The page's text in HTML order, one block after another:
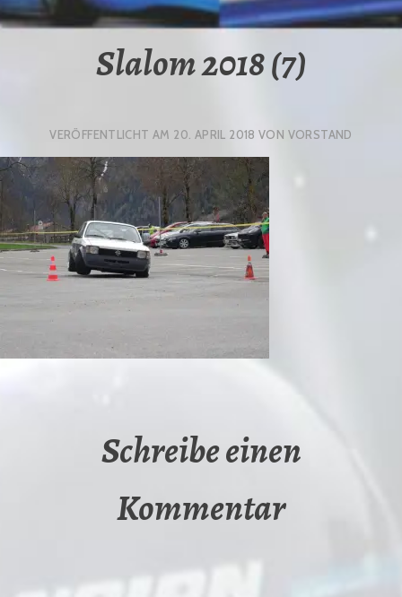
Slalom 2018 (7)
VERÖFFENTLICHT AM 20. APRIL 2018 VON VORSTAND
Schreibe einen
Kommentar